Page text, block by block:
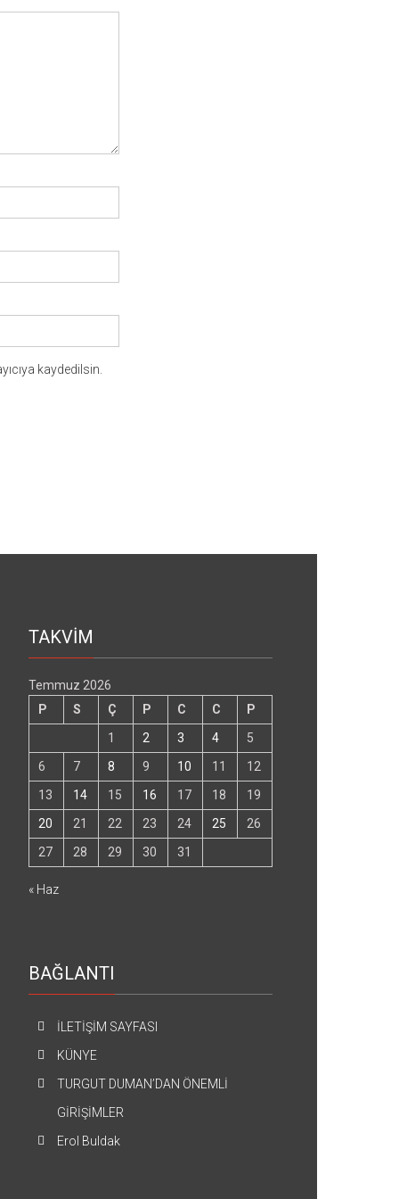
kaydedilsin.
TAKVİM
Temmuz 2026
P
S Ç P C C
P
1
2 3 4
5
6
7 8 9 10 11
12
13
14 15 16 17 18
19
20
21 22 23 24 25
26
27
28 29 30 31
« Haz
BAĞLANTI
İLETİŞİM SAYFASI
KÜNYE
TURGUT DUMAN’DAN ÖNEMLİ
GİRİŞİMLER
Erol Buldak